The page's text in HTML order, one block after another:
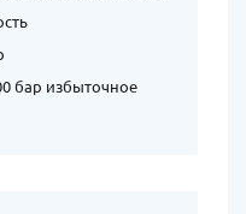
бар избыточное